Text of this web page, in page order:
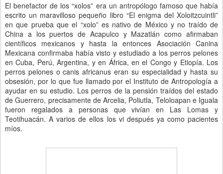
El benefactor de los “xolos” era un antropólogo famoso que había
escrito un maravilloso pequeño libro “El enigma del Xoloitzcuintli”
en que prueba que el “xolo” es nativo de México y no traído de
China a los puertos de Acapulco y Mazatlán como afirmaban
científicos mexicanos y hasta la entonces Asociación Canina
Mexicana confirmaba había visto y estudiado a los perros pelones
en Cuba, Perú, Argentina, y en África, en el Congo y Etiopía. Los
perros pelones o canis africanus eran su especialidad y hasta su
obsesión, por lo que fue llamado por el Instituto de Antropología a
ayudar en su estudio. Los perros de la pensión traídos del estado
de Guerrero, precisamente de Arcelia, Poliutla, Teloloapan e Iguala
fueron regalados a personas que vivían en Las Lomas y
Teotihuacán. A varios de ellos los vi después ya como pacientes
míos.